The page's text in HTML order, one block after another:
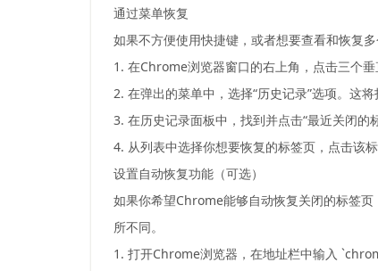
通过菜单恢复
如果不方便使用快捷键，或者想要查看和恢复
1. 在Chrome浏览器窗口的右上角，点击三个
2. 在弹出的菜单中，选择“历史记录”选项。这
3. 在历史记录面板中，找到并点击“最近关闭的
4. 从列表中选择你想要恢复的标签页，点击该
设置自动恢复功能（可选）
如果你希望Chrome能够自动恢复关闭的标签
所不同。
1. 打开Chrome浏览器，在地址栏中输入